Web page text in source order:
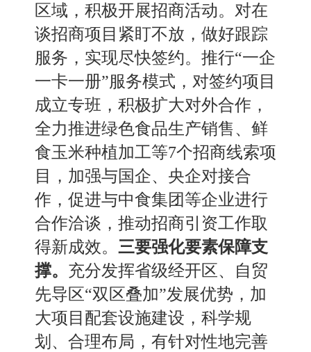
区域， 积极开展招商活动。 对在
谈招商项目紧盯不放 ， 做好跟踪
服务 ， 实现尽快签约。 推行“一企
一卡一册”服务模式， 对签约项目
成立专班 ，积极扩大对外合作，
全力推进绿色食品生产销售、 鲜
食玉米种植加工等7个招商线索项
目，加强与国企、 央企对接合
作，促进与中食集团等企业进行
合作洽谈，推动招商引资工作取
得新成效。 三要强化要素保障支
撑。 充分发挥省级经开区、
自贸
先导区“双区叠加”发展优势，加
大项目配套设施建设，科学规
划 、 合理布局，有针对性地完善